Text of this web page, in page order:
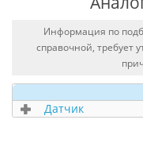
Информация по
справочной, требует
Датчик